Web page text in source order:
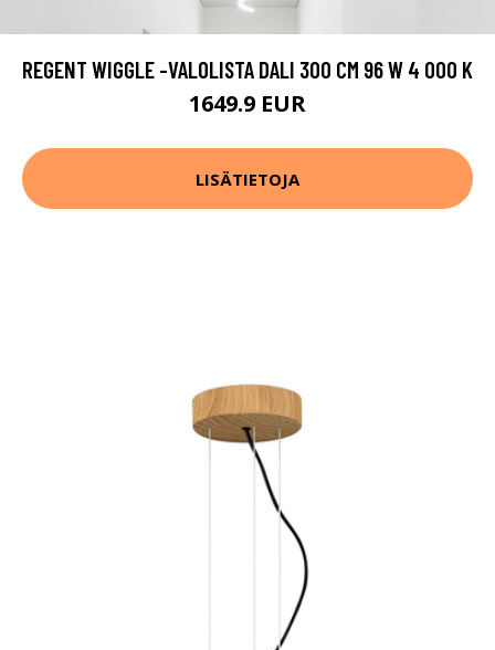
REGENT WIGGLE -VALOLISTA DALI 300 CM 96 W 4 000 K
1649.9 EUR
LISÄTIETOJA